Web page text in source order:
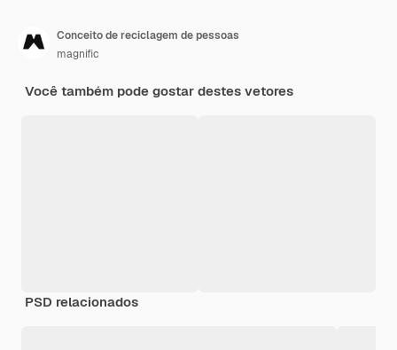
Conceito de reciclagem de pessoas
magnific
Você também pode gostar destes vetores
PSD relacionados